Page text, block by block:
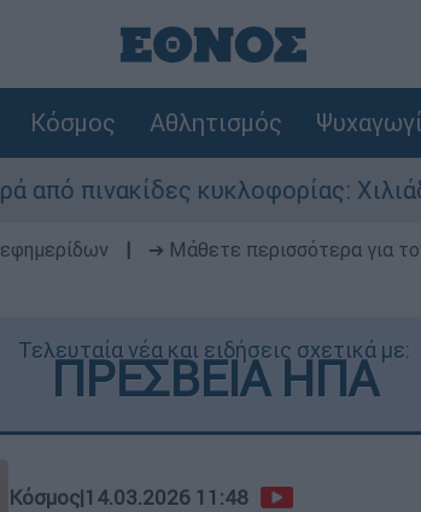
Κόσμος Αθλητισμός
κυκλοφορίας: Χιλιάδες
➔ Μάθετε περισσότερα για
Τελευταία νέα και ειδήσεις σχετικά με:
ΠΡΕΣΒΕΙΑ ΗΠΑ
Κόσμος|14.03.2026 11:48